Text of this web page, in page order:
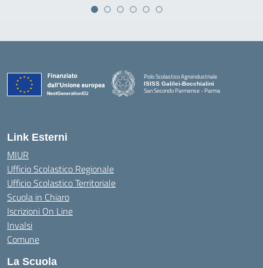
Polo Scolastico Agroindustriale
ISISS Galilei-Bocchialini
San Secondo Parmense - Parma
Link Esterni
MIUR
Ufficio Scolastico Regionale
Ufficio Scolastico Territoriale
Scuola in Chiaro
Iscrizioni On Line
Invalsi
Comune
La Scuola